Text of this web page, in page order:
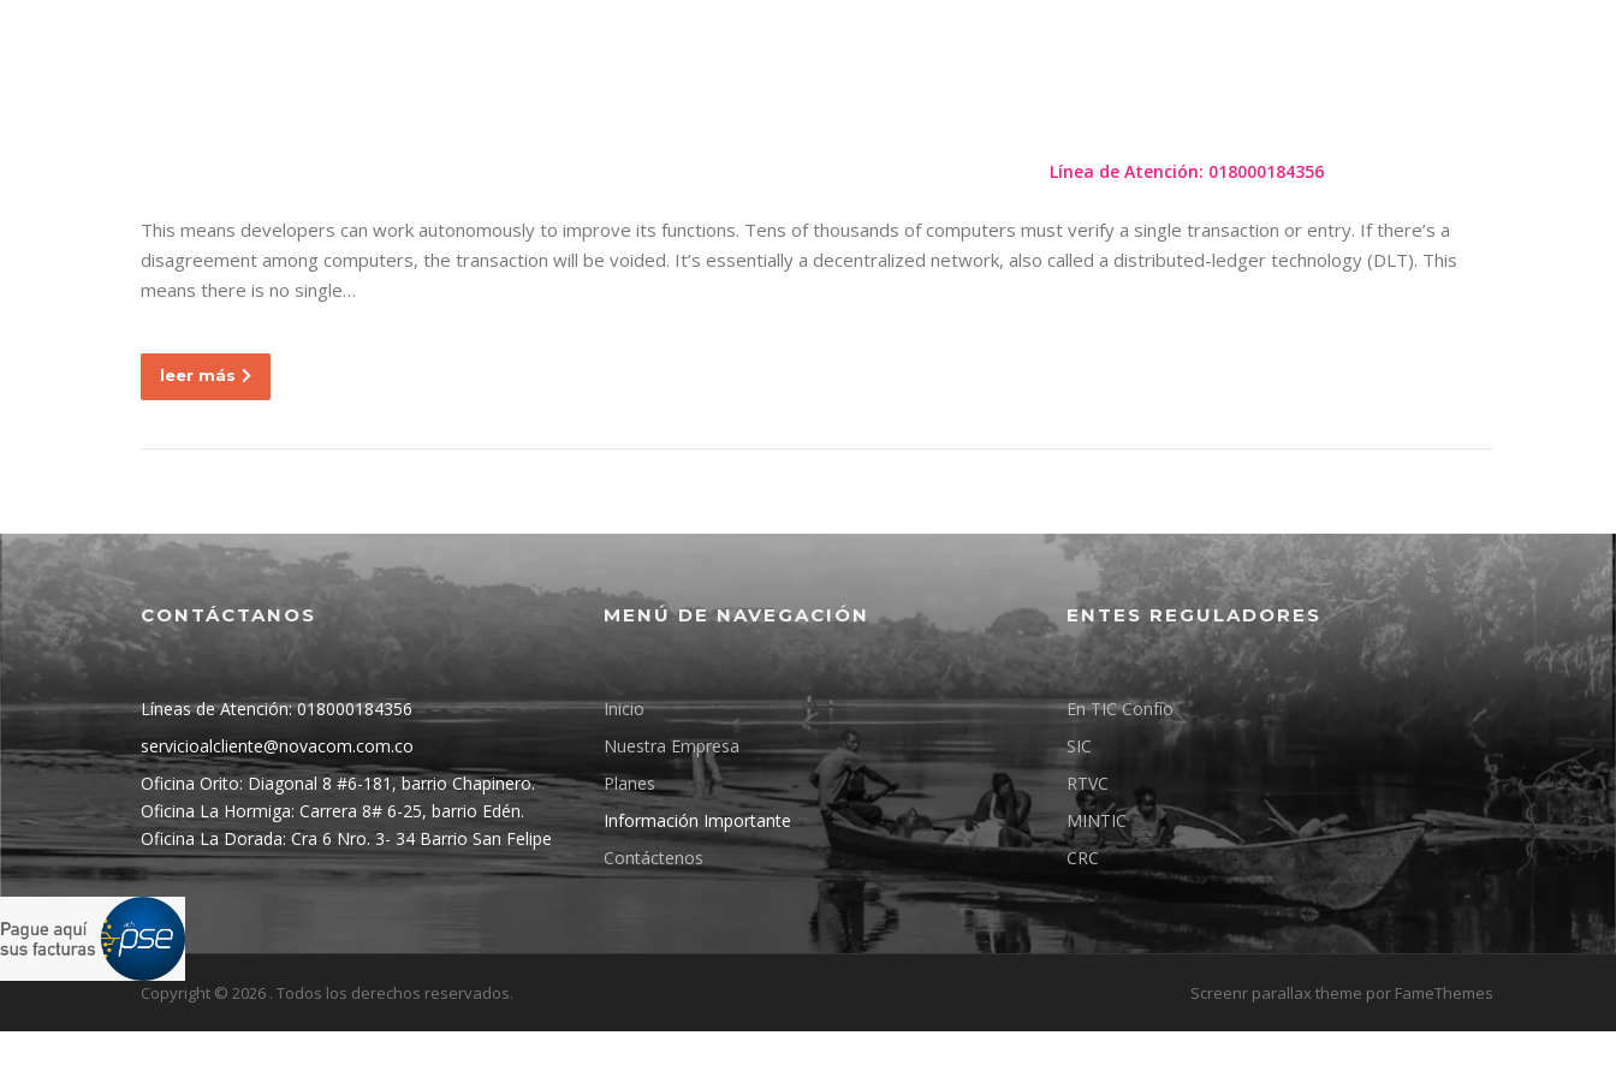
Línea de Atención: 018000184356
This means developers can work autonomously to improve its functions. Tens of thousands of computers must verify a single transaction or entry. If there’s a
disagreement among computers, the transaction will be voided. It’s essentially a decentralized network, also called a distributed-ledger technology (DLT). This
means there is no single…
leer más
CONTÁCTANOS
Líneas de Atención: 018000184356
servicioalcliente@novacom.com.co
Oficina Orito: Diagonal 8 #6-181, barrio Chapinero.
Oficina La Hormiga: Carrera 8# 6-25, barrio Edén.
Oficina La Dorada: Cra 6 Nro. 3- 34 Barrio San Felipe
MENÚ DE NAVEGACIÓN
Inicio
Nuestra Empresa
Planes
Información Importante
Contáctenos
ENTES REGULADORES
En TIC Confío
SIC
RTVC
MINTIC
CRC
Copyright © 2026 . Todos los derechos reservados. Screenr parallax theme por FameThemes